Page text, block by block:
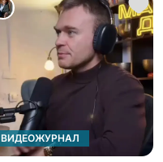
ВИДЕОЖУРНАЛ